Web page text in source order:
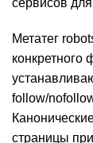
сервисов
Метатег
конкретного
follow/
страницы